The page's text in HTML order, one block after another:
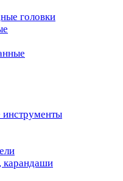
головки
инструменты
карандаши